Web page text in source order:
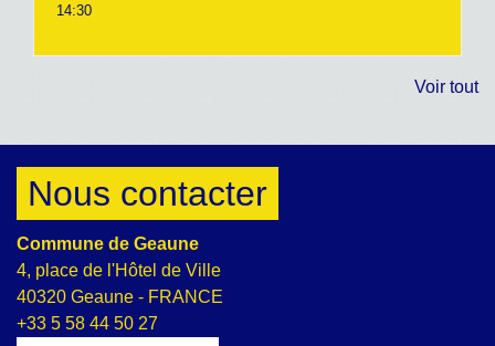
14:30
Voir tout
Nous contacter
Commune de Geaune
4, place de l'Hôtel de Ville
40320 Geaune - FRANCE
+33 5 58 44 50 27